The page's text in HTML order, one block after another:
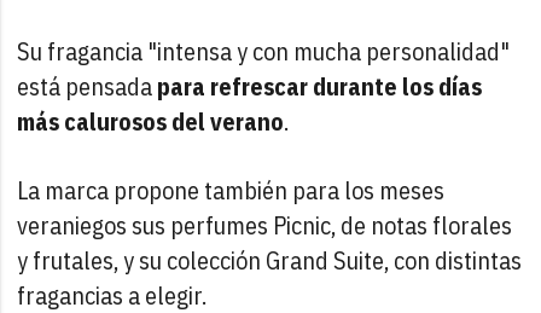
Su fragancia "intensa y con mucha personalidad"
está pensadapara refrescar durante los días
más calurosos del verano.
La marca propone también para los meses
veraniegos sus perfumes Picnic, de notas florales
y frutales, y su colección Grand Suite, con distintas
fragancias a elegir.